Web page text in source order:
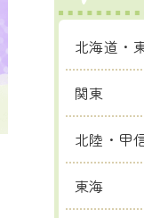
北海道・
関東
北陸・甲
東海